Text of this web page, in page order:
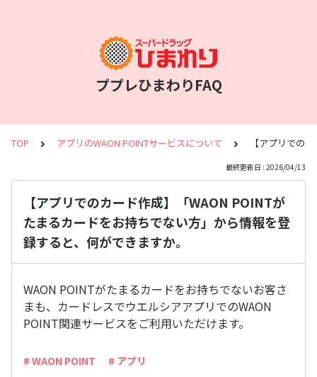
ププレひまわりFAQ
TOP アプリのWAON POINTサービスについて 【アプリでの
最終更新日 : 2026/04/13
【アプリでのカード作成】「WAON POINTが
たまるカードをお持ちでない方」から情報を登
録すると、何ができますか。
WAON POINTがたまるカードをお持ちでないお客さ
まも、カードレスでウエルシアアプリでのWAON
POINT関連サービスをご利用いただけます。
# WAON POINT # アプリ